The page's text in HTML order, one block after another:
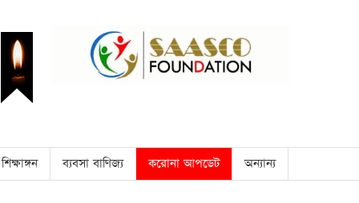
শিক্ষাঙ্গন ব্যবসা বাণিজ্য করোনা আপডেট অন্যান্য